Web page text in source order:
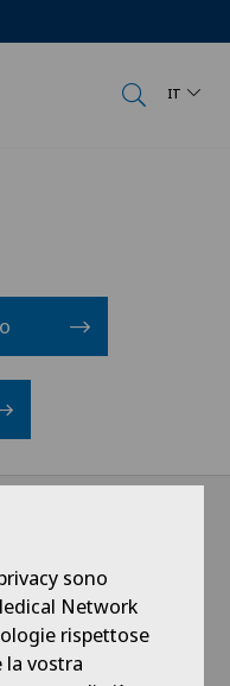
IT
sono
Network
rispettose
la vostra